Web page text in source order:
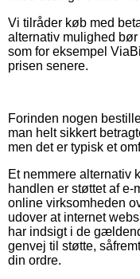
Vi tilråder køb med
alternativ mulighed
som for eksempel
prisen senere.
Forinden nogen
man helt sikkert
men det er typisk et
Et nemmere alternativ
handlen er støttet af
online virksomheden
udover at internet
har indsigt i de
genvej til støtte,
din ordre.